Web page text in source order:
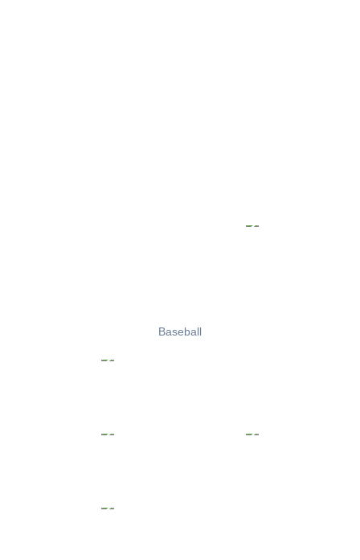
Baseball